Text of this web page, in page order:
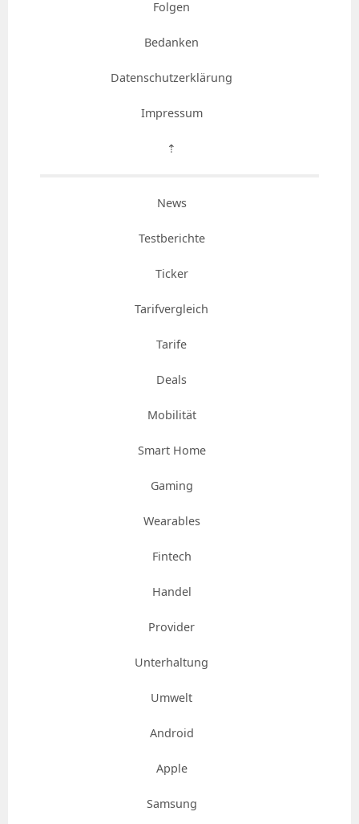
Folgen
Bedanken
Datenschutzerklärung
Impressum
⇡
News
Testberichte
Ticker
Tarifvergleich
Tarife
Deals
Mobilität
Smart Home
Gaming
Wearables
Fintech
Handel
Provider
Unterhaltung
Umwelt
Android
Apple
Samsung